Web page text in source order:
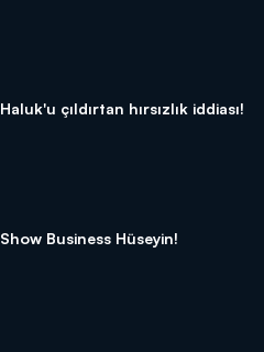
Haluk'u çıldırtan hırsızlık iddiası!
Show Business Hüseyin!